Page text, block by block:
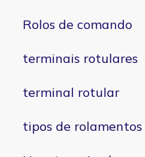
Rolos de comando
terminais rotulares
terminal rotular
tipos de rolamentos